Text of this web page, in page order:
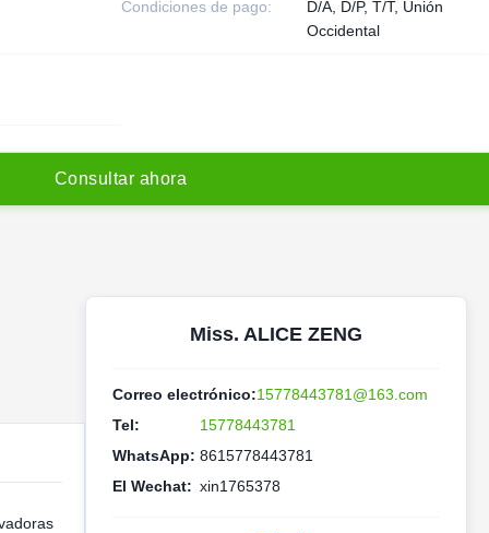
Condiciones de pago:
D/A, D/P, T/T, Unión
Occidental
Consu tar ahora
Miss. ALICE ZENG
Correo electrónico:15778443781@163.com
Tel:
15778443781
WhatsApp: 8615778443781
El Wechat: xin1765378